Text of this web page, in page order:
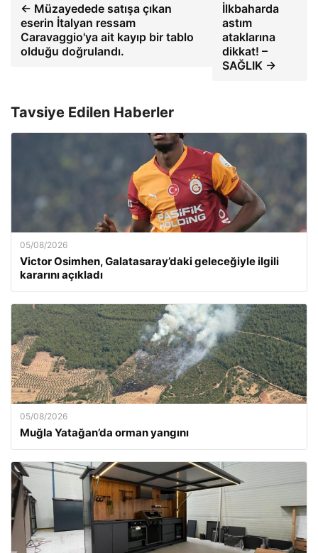
← Müzayedede satışa çıkan
eserin İtalyan ressam
Caravaggio'ya ait kayıp bir tablo
olduğu doğrulandı.
İlkbaharda
astım
ataklarına
dikkat! –
SAĞLIK →
Tavsiye Edilen Haberler
05/08/2026
Victor Osimhen, Galatasaray’daki geleceğiyle ilgili
kararını açıkladı
05/08/2026
Muğla Yatağan’da orman yangını